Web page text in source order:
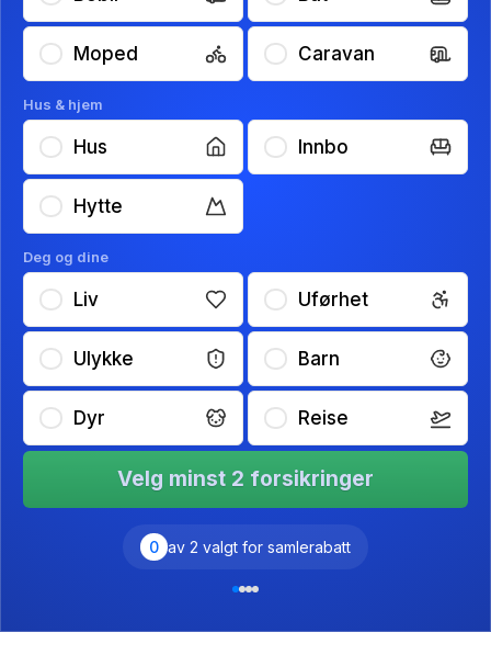
Moped Caravan
Hus & hjem
Hus Innbo
Hytte
Deg og dine
Liv Uførhet
Ulykke Barn
Dyr Reise
Velg minst 2 forsikringer
0 av 2 valgt for samlerabatt